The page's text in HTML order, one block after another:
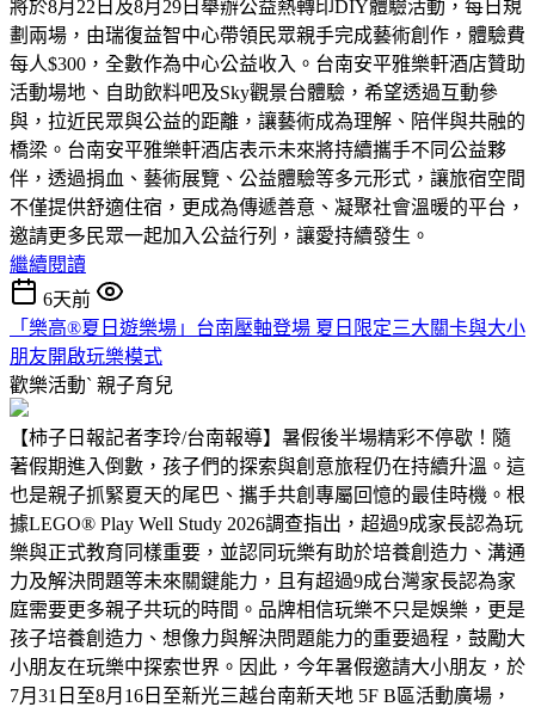
將於8月22日及8月29日舉辦公益熱轉印DIY體驗活動，每日規
劃兩場，由瑞復益智中心帶領民眾親手完成藝術創作，體驗費
每人$300，全數作為中心公益收入。台南安平雅樂軒酒店贊助
活動場地、自助飲料吧及Sky觀景台體驗，希望透過互動參
與，拉近民眾與公益的距離，讓藝術成為理解、陪伴與共融的
橋梁。台南安平雅樂軒酒店表示未來將持續攜手不同公益夥
伴，透過捐血、藝術展覽、公益體驗等多元形式，讓旅宿空間
不僅提供舒適住宿，更成為傳遞善意、凝聚社會溫暖的平台，
邀請更多民眾一起加入公益行列，讓愛持續發生。
繼續閱讀
6天前
「樂高®夏日遊樂場」台南壓軸登場 夏日限定三大關卡與大小
朋友開啟玩樂模式
歡樂活動ˋ 親子育兒
【柿子日報記者李玲/台南報導】暑假後半場精彩不停歇！隨
著假期進入倒數，孩子們的探索與創意旅程仍在持續升溫。這
也是親子抓緊夏天的尾巴、攜手共創專屬回憶的最佳時機。根
據LEGO® Play Well Study 2026調查指出，超過9成家長認為玩
樂與正式教育同樣重要，並認同玩樂有助於培養創造力、溝通
力及解決問題等未來關鍵能力，且有超過9成台灣家長認為家
庭需要更多親子共玩的時間。品牌相信玩樂不只是娛樂，更是
孩子培養創造力、想像力與解決問題能力的重要過程，鼓勵大
小朋友在玩樂中探索世界。因此，今年暑假邀請大小朋友，於
7月31日至8月16日至新光三越台南新天地 5F B區活動廣場，